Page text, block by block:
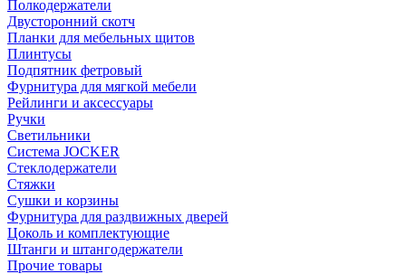
Полкодержатели
Двусторонний скотч
Планки для мебельных щитов
Плинтусы
Подпятник фетровый
Фурнитура для мягкой мебели
Рейлинги и аксессуары
Ручки
Светильники
Система JOCKER
Стеклодержатели
Стяжки
Сушки и корзины
Фурнитура для раздвижных дверей
Цоколь и комплектующие
Штанги и штангодержатели
Прочие товары